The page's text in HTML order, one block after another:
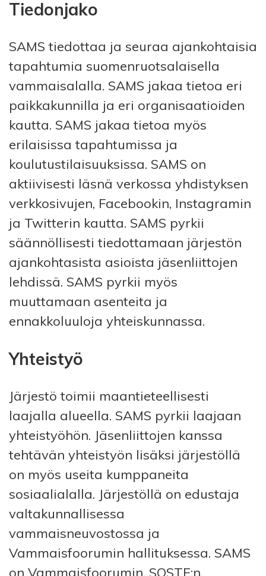
Tiedonjako
SAMS tiedottaa ja seuraa ajankohtaisia
​​tapahtumia suomenruotsalaisella
vammaisalalla. SAMS jakaa tietoa eri
paikkakunnilla ja eri organisaatioiden
kautta. SAMS jakaa tietoa myös
erilaisissa tapahtumissa ja
koulutustilaisuuksissa. SAMS on
aktiivisesti läsnä verkossa yhdistyksen
verkkosivujen, Facebookin, Instagramin
ja Twitterin kautta. SAMS pyrkii
säännöllisesti tiedottamaan järjestön
ajankohtasista asioista jäsenliittojen
lehdissä. SAMS pyrkii myös
muuttamaan asenteita ja
ennakkoluuloja yhteiskunnassa.
Yhteistyö
Järjestö toimii maantieteellisesti
laajalla alueella. SAMS pyrkii laajaan
yhteistyöhön. Jäsenliittojen kanssa
tehtävän yhteistyön lisäksi järjestöllä
on myös useita kumppaneita ​​
sosiaalialalla. Järjestöllä on edustaja
valtakunnallisessa
vammaisneuvostossa ja
Vammaisfoorumin hallituksessa. SAMS
on Vammaisfoorumin, SOSTE:n,